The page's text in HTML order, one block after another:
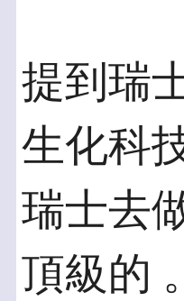
提到瑞
生化科
瑞士去
頂級的